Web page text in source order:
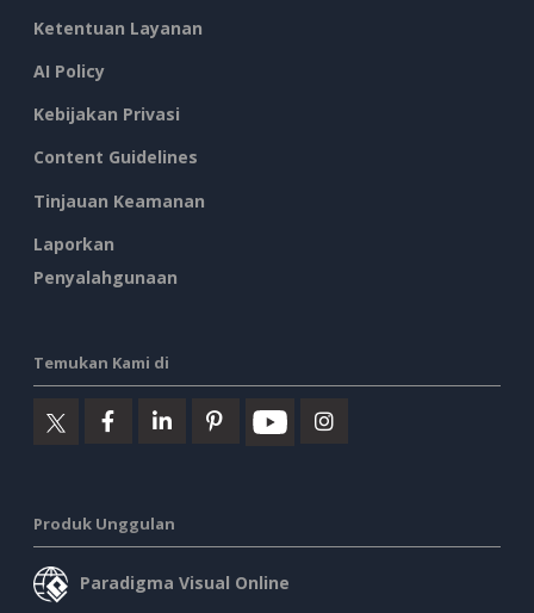
Ketentuan Layanan
AI Policy
Kebijakan Privasi
Content Guidelines
Tinjauan Keamanan
Laporkan
Penyalahgunaan
Temukan Kami di
Produk Unggulan
Paradigma Visual Online